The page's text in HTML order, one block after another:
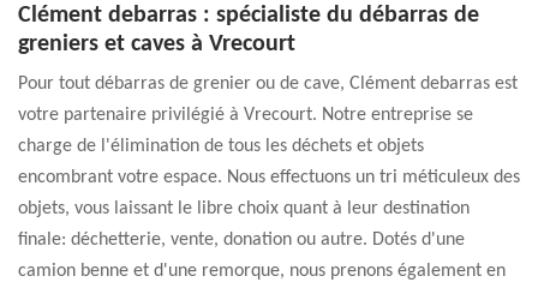
Clément debarras : spécialiste du débarras de
greniers et caves à Vrecourt
Pour tout débarras de grenier ou de cave, Clément debarras est
votre partenaire privilégié à Vrecourt. Notre entreprise se
charge de l'élimination de tous les déchets et objets
encombrant votre espace. Nous effectuons un tri méticuleux des
objets, vous laissant le libre choix quant à leur destination
finale: déchetterie, vente, donation ou autre. Dotés d'une
camion benne et d'une remorque, nous prenons également en